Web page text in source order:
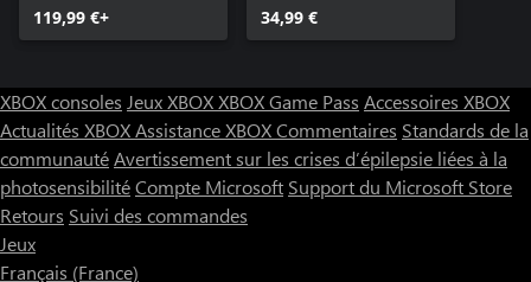
119,99 €+
34,99 €
XBOX consoles Jeux XBOXXBOX Game Pass Accessoires XBOX
Actualités XBOXAssistance XBOXCommentaires Standards de la
communautéAvertissement sur les crises d’épilepsie liées à la
photosensibilitéCompte Microsoft Support du Microsoft Store
Retours Suivi des commandes
Jeux
Français (France)